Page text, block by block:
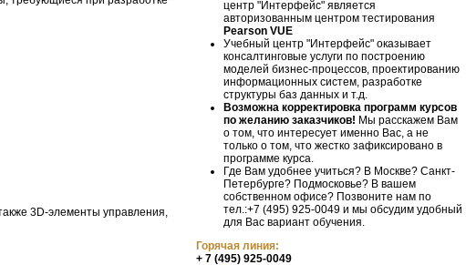
3D-элементы управления,
центр "Интерфейс" является
авторизованным центром тестирования
Pearson VUE
Учебный центр "Интерфейс" оказывает
консалтинговые услуги по построению
моделей бизнес-процессов, проектированию
информационных систем, разработке
структуры баз данных и т.д.
Возможна корректировка программ курсов
по желанию заказчиков! Мы расскажем Вам
о том, что интересует именно Вас, а не
только о том, что жестко зафиксировано в
программе курса.
Где Вам удобнее учиться? В Москве? Санкт-
Петербурге? Подмосковье? В вашем
собственном офисе? Позвоните нам по
тел.:+7 (495) 925-0049 и мы обсудим удобный
для Вас вариант обучения.
Горячая линия:
+ 7 (495) 925-0049